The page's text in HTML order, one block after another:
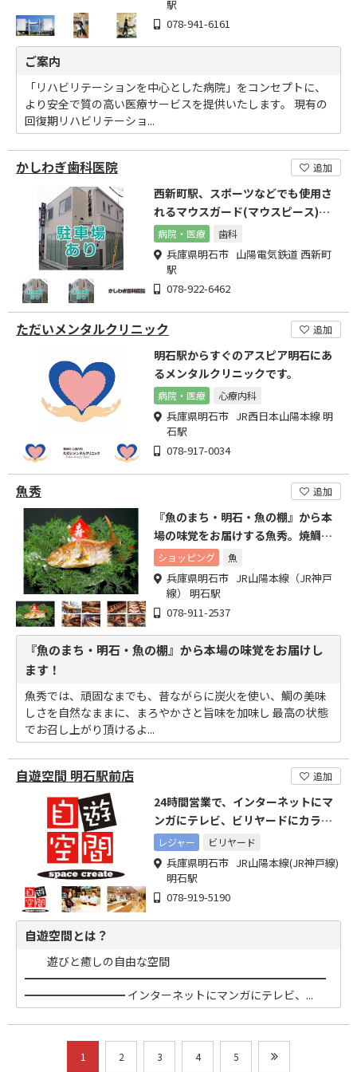
駅
078-941-6161
ご案内
「リハビリテーションを中心とした病院」をコンセプトに、
より安全で質の高い医療サービスを提供いたします。 現有の
回復期リハビリテーショ...
かしわぎ歯科医院 追加
西新町駅、スポーツなどでも使用さ
れるマウスガード(マウスピース)を
取り扱っています。
病院・医療 歯科
兵庫県明石市 山陽電気鉄道 西新町
駅
078-922-6462
ただいメンタルクリニック 追加
明石駅からすぐのアスピア明石にあ
るメンタルクリニックです。
病院・医療 心療内科
兵庫県明石市 JR西日本山陽本線 明
石駅
078-917-0034
魚秀 追加
『魚のまち・明石・魚の棚』から本
場の味覚をお届けする魚秀。焼鯛・
味噌漬・焼魚の専門店。
ショッピング 魚
兵庫県明石市 JR山陽本線（JR神戸
線） 明石駅
078-911-2537
『魚のまち・明石・魚の棚』から本場の味覚をお届けし
ます！
魚秀では、頑固なまでも、昔ながらに炭火を使い、鯛の美味
しさを自然なままに、まろやかさと旨味を加味し 最高の状態
でお召し上がり頂けるよ...
自遊空間 明石駅前店 追加
24時間営業で、インターネットにマ
ンガにテレビ、ビリヤードにカラオ
ケ、卓球などなど使い放題
レジャー ビリヤード
兵庫県明石市 JR山陽本線(JR神戸線)
明石駅
078-919-5190
自遊空間とは？
遊びと癒しの自由な空間
━━━━━━━━━━━━━━━━━━━━━━━━━━━
━━━━━━━━━ インターネットにマンガにテレビ、...
1 2 3 4 5